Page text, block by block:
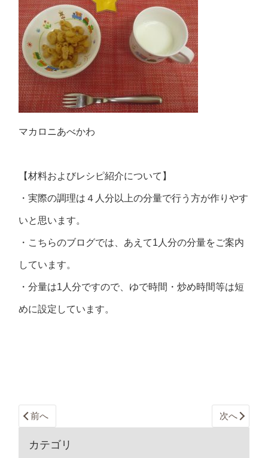
マカロニあべかわ
【材料およびレシピ紹介について】
・実際の調理は４人分以上の分量で行う方が作りやす
いと思います。
・こちらのブログでは、あえて1人分の分量をご案内
しています。
・分量は1人分ですので、ゆで時間・炒め時間等は短
めに設定しています。
前へ 次へ
カテゴリ